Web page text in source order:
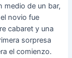
medio de un bar,
novio fue
cabaret y una
sorpresa
el comienzo.